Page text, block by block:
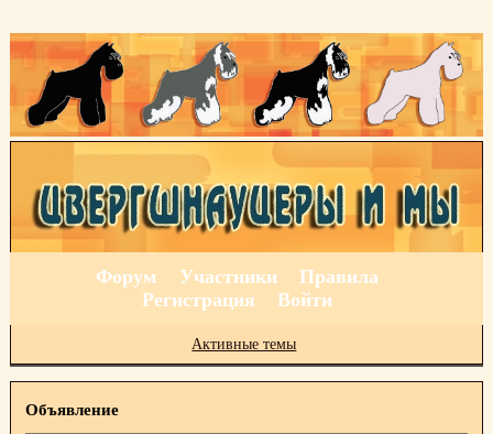
Форум Участники
Правила
Регистрация
Войти
Активные темы
Объявление